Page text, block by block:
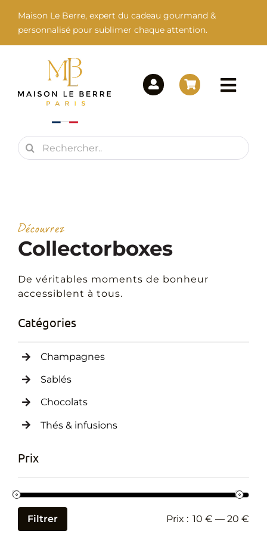
contenu
Maison Le Berre, expert du cadeau gourmand &
personnalisé pour sublimer chaque attention.
Maison Le Berre
Nos Produits
Rechercher:
Découvrez
Collectorboxes
De véritables moments de bonheur
accessiblent à tous.
Catégories
Champagnes
Sablés
Chocolats
Thés & infusions
Prix
Prix
Prix
Filtrer Prix : 10 € —20 €